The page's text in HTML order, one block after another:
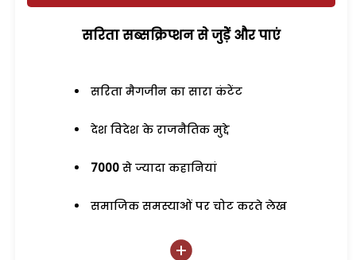
सरिता सब्सक्रिप्शन से जुड़ेें और पाएं
सरिता मैगजीन का सारा कंटेंट
देश विदेश के राजनैतिक मुद्दे
7000 से ज्यादा कहानियां
समाजिक समस्याओं पर चोट करते लेख